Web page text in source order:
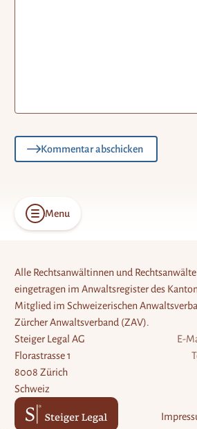
Kommentar abschicken
Menu
Open
Alle Rechtsanwältinnen und
eingetragen im Anwaltsregister des
Mitglied im Schweizerischen
Zürcher Anwaltsverband (ZAV).
Steiger Legal AG
Florastrasse 1
8008 Zürich
Schweiz
E-